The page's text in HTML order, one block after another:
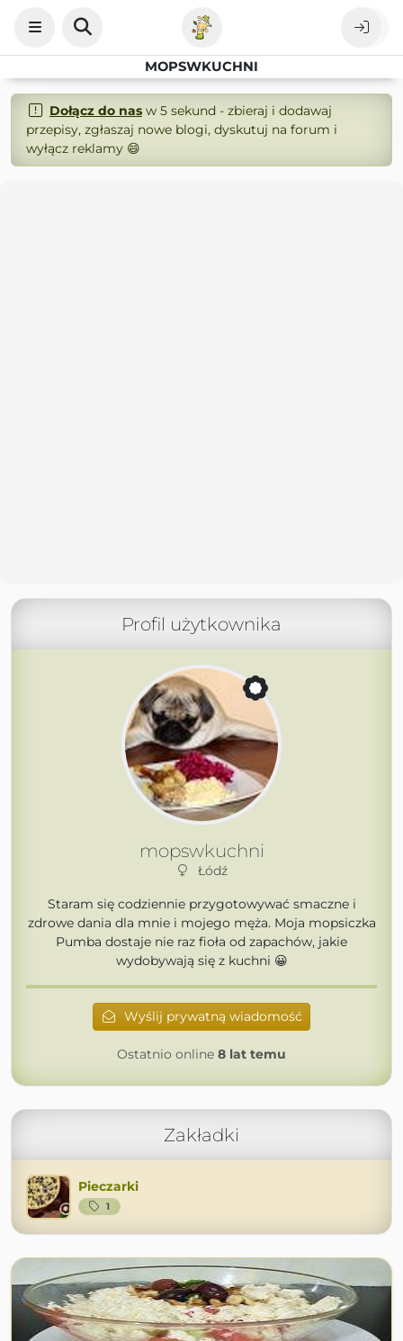
MOPSWKUCHNI
Dołącz do nasw 5 sekund - zbieraj i dodawaj
przepisy, zgłaszaj nowe blogi, dyskutuj na forum i
wyłącz reklamy 😄
Profil użytkownika
mopswkuchni
Łódź
Staram się codziennie przygotowywać smaczne i
zdrowe dania dla mnie i mojego męża. Moja mopsiczka
Pumba dostaje nie raz fioła od zapachów, jakie
wydobywają się z kuchni 😀
Wyślij prywatną wiadomość
Ostatnio online 8 lat temu
Zakładki
Pieczarki
1